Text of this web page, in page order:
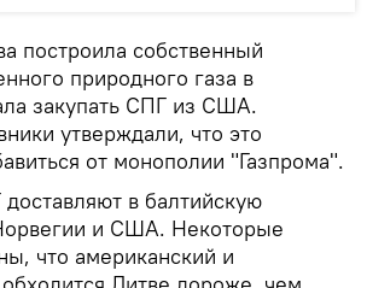
построила собственный
природного газа в
закупать СПГ из США.
утверждали, что это
от монополии "Газпрома".
в балтийскую
и США. Некоторые
что американский и